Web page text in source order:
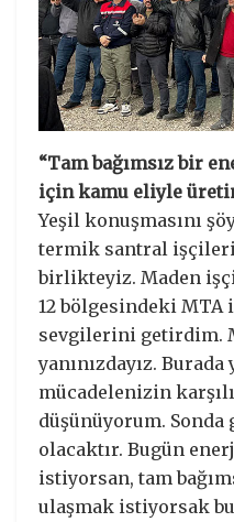
“Tam bağımsız bir
için kamu eliyle
Yeşil konuşmasını
termik santral
birlikteyiz. Maden
12 bölgesindeki
sevgilerini getirdim.
yanınızdayız. Burada
mücadelenizin
düşünüyorum.
olacaktır. Bugün
istiyorsan, tam
ulaşmak istiyorsak